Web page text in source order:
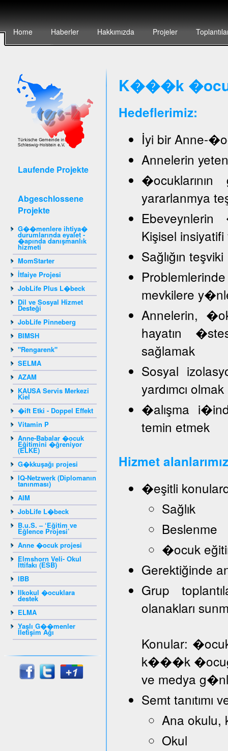
Home Haberler Hakkımızda Projeler
Laufende Projekte
Abgeschlossene
Projekte
G��menlere ihtiya�
durumlarında eyalet -
�apında danışmanlık
hizmeti
MomStarter
İtfaiye Projesi
JobLife Plus L�beck
Dil ve Sosyal Hizmet
Desteği
JobLife Pinneberg
BIMSH
"Rengarenk"
SELMA
AZAM
KAUSA Servis Merkezi
Kiel
�ift Etki - Doppel Effekt
Vitamin P
Anne-Babalar �ocuk
Eğitimini �ğreniyor
(ELKE)
G�kkuşağı projesi
IQ-Netzwerk (Diplomanın
tanınması)
AIM
JobLife L�beck
B.u.S. – ‘Eğitim ve
Eğlence Projesi’
Anne �ocuk projesi
Elmshorn Veli- Okul
İttifakı (ESB)
IBB
Ilkokul �ocuklara
destek
ELMA
Yaşlı G��menler
İletişim Ağı
K���k
Hedeflerimiz:
İyi bir Anne-
Annelerin
yararlanmya
Kişisel
Sağlığın teşviki
mevkilere
Annelerin,
hayatın
sağlamak
Sosyal
yardımcı olmak
�alışma
temin etmek
Hizmet
�eşitli
Sağlık
Beslenme
�ocuk
Gerektiğinde
Grup
olanakları
Konular:
k���k
ve medya
Semt
Ana okulu,
Okul